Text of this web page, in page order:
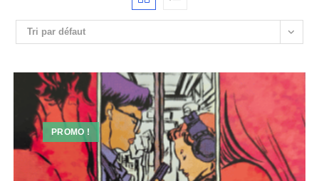
Tri par défaut
PROMO !